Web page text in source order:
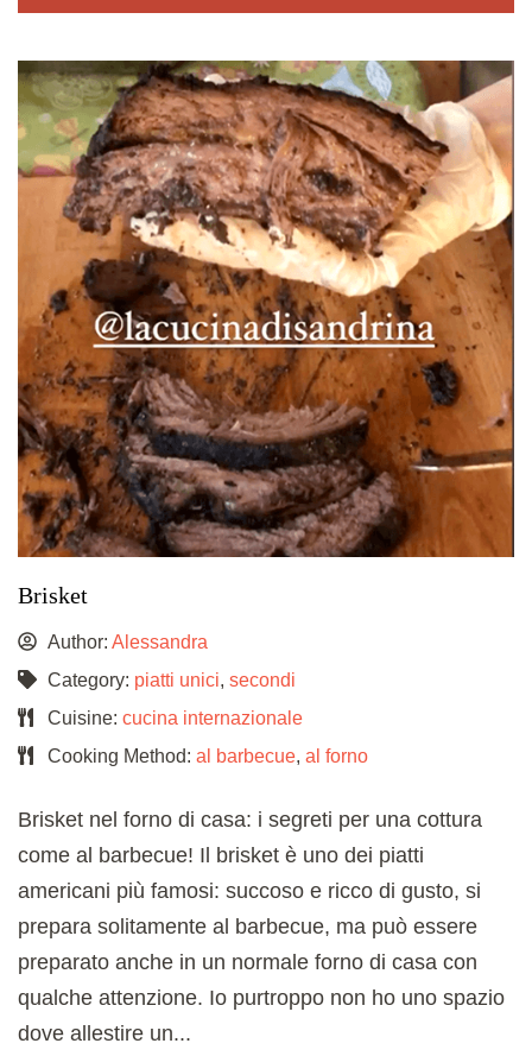
Brisket
Author: Alessandra
Category: piatti unici, secondi
Cuisine: cucina internazionale
Cooking Method: al barbecue, al forno
Brisket nel forno di casa: i segreti per una cottura
come al barbecue! Il brisket è uno dei piatti
americani più famosi: succoso e ricco di gusto, si
prepara solitamente al barbecue, ma può essere
preparato anche in un normale forno di casa con
qualche attenzione. Io purtroppo non ho uno spazio
dove allestire un...